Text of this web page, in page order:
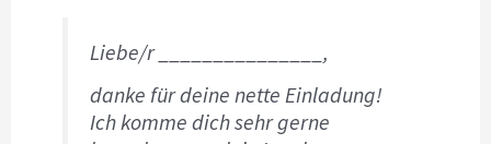
Liebe/r _______________,
danke für deine nette Einladung!
Ich komme dich sehr gerne